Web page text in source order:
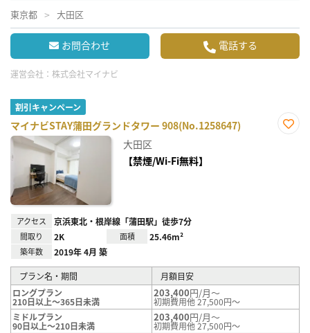
東京都 大田区
お問合わせ 電話する
運営会社： 株式会社マイナビ
割引キャンペーン
マイナビSTAY蒲田グランドタワー 908(No.1258647)
大田区
【禁煙/Wi-Fi無料】
アクセス 京浜東北・根岸線「蒲田駅」徒歩7分
間取り 2K 面積 25.46m²
築年数 2019年 4月 築
プラン名・期間
月額目安
ロングプラン
210日以上～365日未満
203,400円/月～
初期費用他 27,500円～
ミドルプラン
90日以上～210日未満
203,400円/月～
初期費用他 27,500円～